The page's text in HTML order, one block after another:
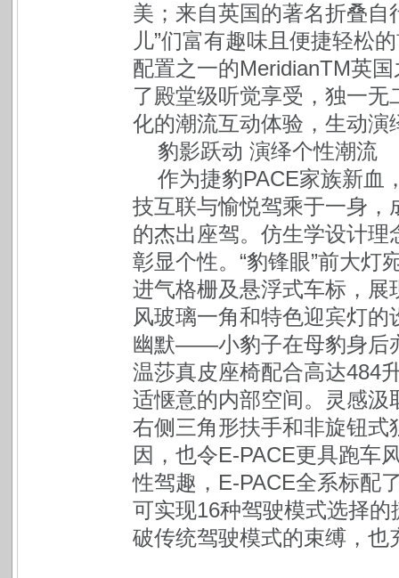
美；来自英国的著名折叠自
儿”们富有趣味且便捷轻松
配置之一的MeridianTM英
了殿堂级听觉享受，独一
化的潮流互动体验，生动
豹影跃动 演绎个性潮流
作为捷豹PACE家族新血
技互联与愉悦驾乘于一身
的杰出座驾。仿生学设计理
彰显个性。“豹锋眼”前大灯
进气格栅及悬浮式车标，
风玻璃一角和特色迎宾灯
幽默——小豹子在母豹身后
温莎真皮座椅配合高达484
适惬意的内部空间。灵感
右侧三角形扶手和非旋钮
因，也令E-PACE更具跑车
性驾趣，E-PACE全系标配
可实现16种驾驶模式选择的
破传统驾驶模式的束缚，也